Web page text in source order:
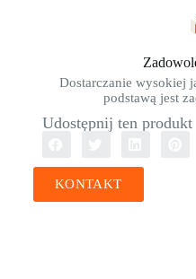
Dostarczanie wysokiej
podstawą jest
Udostępnij ten produkt
KONTAKT